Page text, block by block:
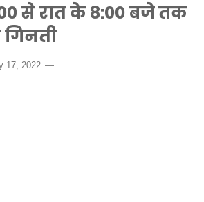
से रात के 8:00 बजे तक
गिनती
17, 2022